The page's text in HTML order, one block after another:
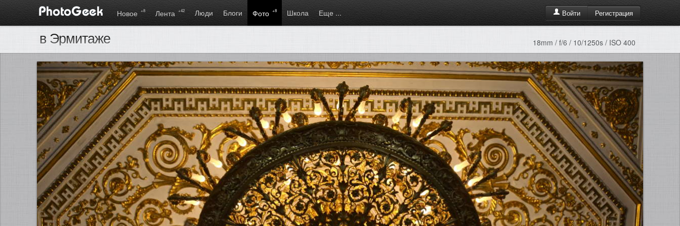
Войти Регистрация
Новое +8 Лента +42 Люди Блоги Фото +8 Школа Еще ...
в Эрмитаже 18mm / f/6 / 10/1250s / ISO 400